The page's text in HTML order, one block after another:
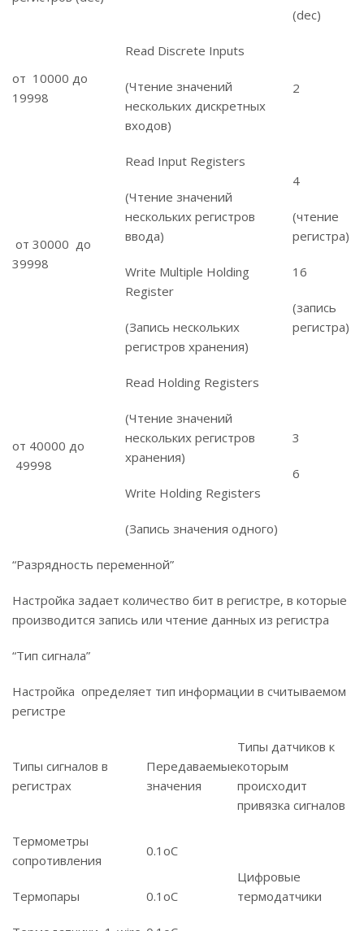
(dec)
от 10000 до
19998
Read Discrete Inputs
(Чтение значений
нескольких дискретных
входов)
2
от 30000 до
39998
Read Input Registers
(Чтение значений
нескольких регистров
ввода)
Write Multiple Holding
Register
(Запись нескольких
регистров хранения)
4
(чтение
регистра)
16
(запись
регистра)
от 40000 до
49998
Read Holding Registers
(Чтение значений
нескольких регистров
хранения)
Write Holding Registers
(Запись значения одного)
3
6
“Разрядность переменной”
Настройка задает количество бит в регистре, в которые
производится запись или чтение данных из регистра
“Тип сигнала”
Настройка определяет тип информации в считываемом
регистре
Типы сигналов в
регистрах
Передаваемые
значения
Типы датчиков к
которым
происходит
привязка сигналов
Термометры
сопротивления
0.1οС
Цифровые
термодатчики
Термопары 0.1οС